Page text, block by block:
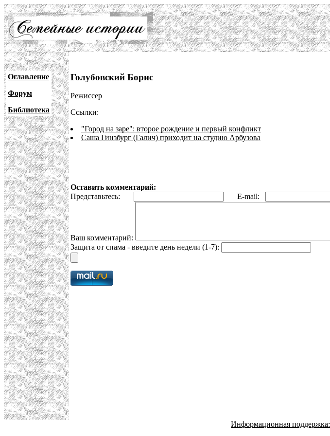
Оглавление
Форум
Библиотека
Голубовский Борис
Режиссер
Ссылки:
"Город на заре": второе рождение и первый конфликт
Саша Гинзбург (Галич) приходит на студию Арбузова
Оставить комментарий:
Представьтесь:
E-mail:
Ваш комментарий:
Защита от спама - введите день недели (1-7):
Информационная поддержка: